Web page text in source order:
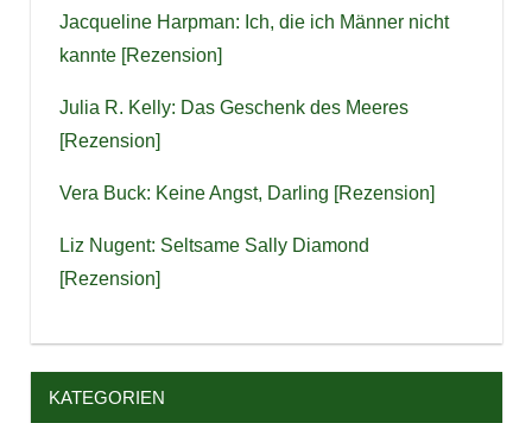
Jacqueline Harpman: Ich, die ich Männer nicht
kannte [Rezension]
Julia R. Kelly: Das Geschenk des Meeres
[Rezension]
Vera Buck: Keine Angst, Darling [Rezension]
Liz Nugent: Seltsame Sally Diamond
[Rezension]
KATEGORIEN